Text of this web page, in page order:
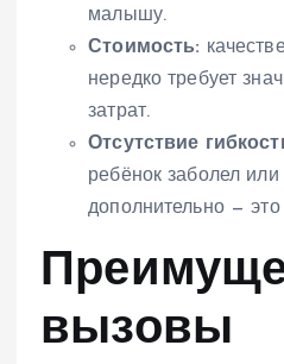
малышу.
Стоимость:
нередко требует
затрат.
Отсутствие
ребёнок заболел
дополнительно — это
вызовы